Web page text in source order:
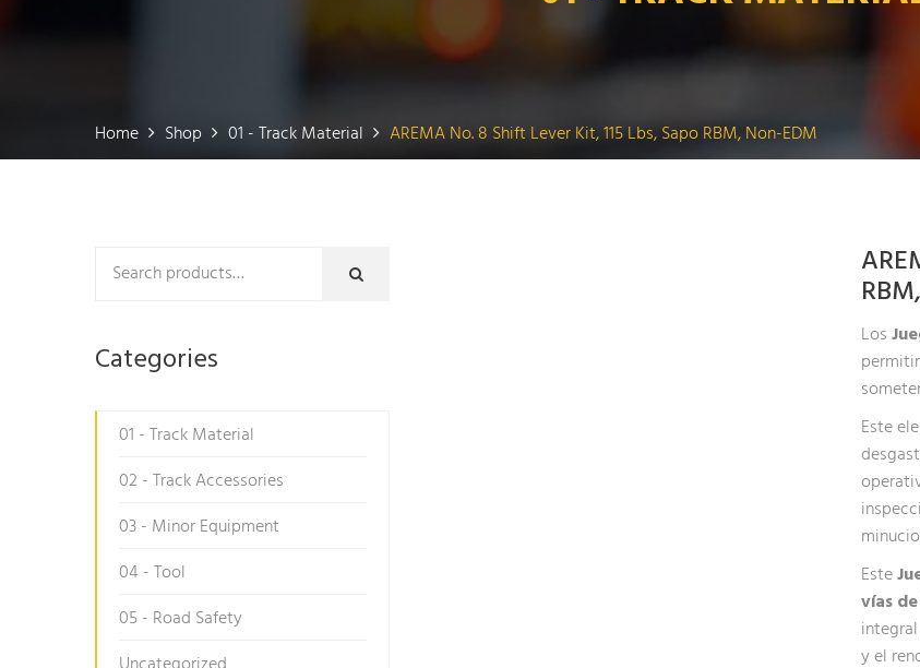
Home Shop 01 - Track Material AREMA No. 8 Shift Lever Kit, 115 Lbs, Sapo RBM, Non-EDM
Los
Este
Este
vías
y el
Categories
01 - Track Material
02 - Track Accessories
03 - Minor Equipment
04 - Tool
05 - Road Safety